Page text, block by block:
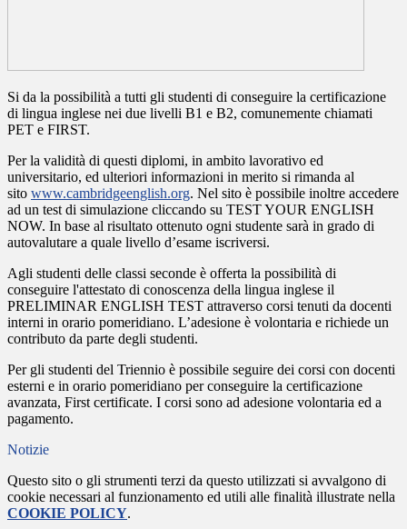
Si da la possibilità a tutti gli studenti di conseguire la certificazione
di lingua inglese nei due livelli B1 e B2, comunemente chiamati
PET e FIRST.
Per la validità di questi diplomi, in ambito lavorativo ed
universitario, ed ulteriori informazioni in merito si rimanda al
sito www.cambridgeenglish.org. Nel sito è possibile inoltre accedere
ad un test di simulazione cliccando su TEST YOUR ENGLISH
NOW. In base al risultato ottenuto ogni studente sarà in grado di
autovalutare a quale livello d’esame iscriversi.
Agli studenti delle classi seconde è offerta la possibilità di
conseguire l'attestato di conoscenza della lingua inglese il
PRELIMINAR ENGLISH TEST attraverso corsi tenuti da docenti
interni in orario pomeridiano. L’adesione è volontaria e richiede un
contributo da parte degli studenti.
Per gli studenti del Triennio è possibile seguire dei corsi con docenti
esterni e in orario pomeridiano per conseguire la certificazione
avanzata, First certificate. I corsi sono ad adesione volontaria ed a
pagamento.
Notizie
Questo sito o gli strumenti terzi da questo utilizzati si avvalgono di
cookie necessari al funzionamento ed utili alle finalità illustrate nella
COOKIE POLICY.